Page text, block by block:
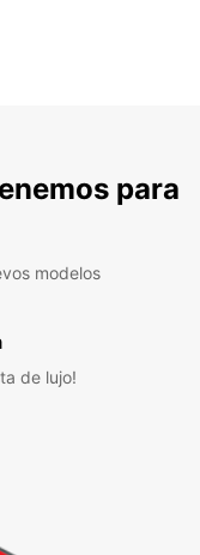
para
modelos
de lujo!